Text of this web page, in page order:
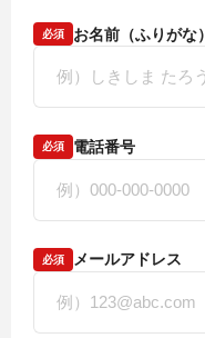
必須 お名前（ふりがな）
必須 電話番号
必須 メールアドレス